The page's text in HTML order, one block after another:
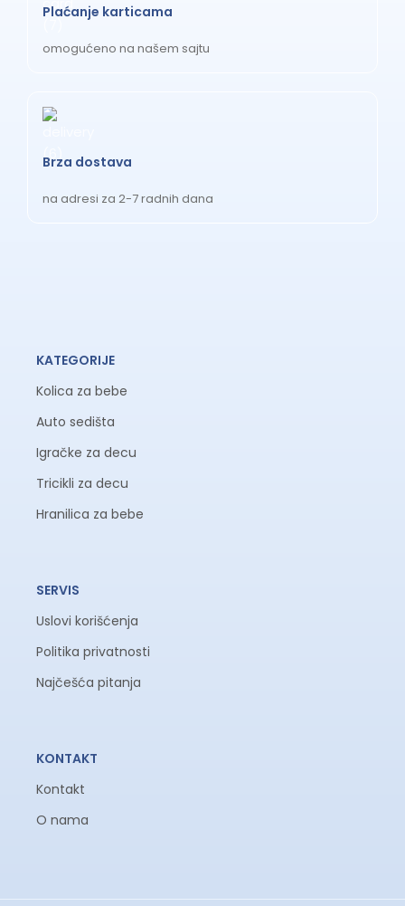
Plaćanje karticama
omogućeno na našem sajtu
Brza dostava
na adresi za 2-7 radnih dana
KATEGORIJE
Kolica za bebe
Auto sedišta
Igračke za decu
Tricikli za decu
Hranilica za bebe
SERVIS
Uslovi korišćenja
Politika privatnosti
Najčešća pitanja
KONTAKT
Kontakt
O nama